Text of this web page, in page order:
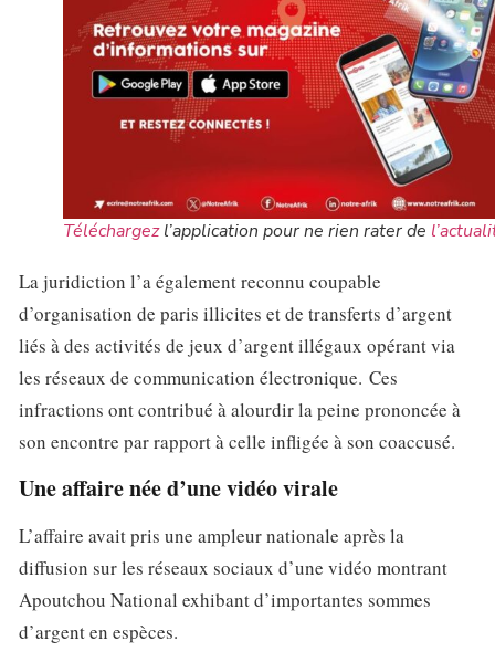
Téléchargezl’application pour ne rien rater de
La juridiction l’a également reconnu coupable
d’organisation de paris illicites et de transferts d’argent
liés à des activités de jeux d’argent illégaux opérant via
les réseaux de communication électronique. Ces
infractions ont contribué à alourdir la peine prononcée à
son encontre par rapport à celle infligée à son coaccusé.
Une affaire née d’une vidéo virale
L’affaire avait pris une ampleur nationale après la
diffusion sur les réseaux sociaux d’une vidéo montrant
Apoutchou National exhibant d’importantes sommes
d’argent en espèces.